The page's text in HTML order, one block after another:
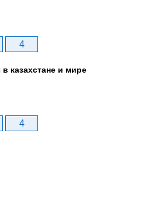
4
казахстане и мире
4